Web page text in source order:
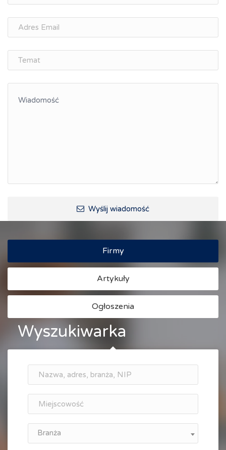
Wyślij wiadomość
Firmy
Artykuły
Ogłoszenia
Wyszukiwarka
Branża